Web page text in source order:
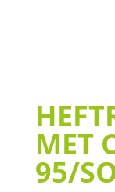
MET
95/